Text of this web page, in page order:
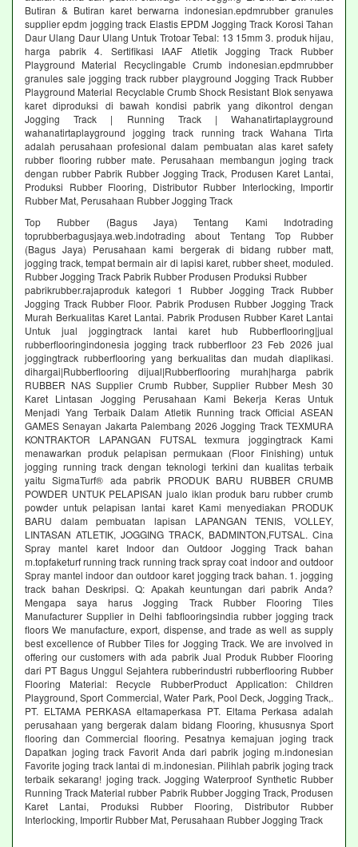
Butiran & Butiran karet berwarna indonesian.epdmrubber granules
supplier epdm jogging track Elastis EPDM Jogging Track Korosi Tahan
Daur Ulang Daur Ulang Untuk Trotoar Tebal: 13 15mm 3. produk hijau,
harga pabrik 4. Sertifikasi IAAF Atletik Jogging Track Rubber
Playground Material Recyclingable Crumb indonesian.epdmrubber
granules sale jogging track rubber playground Jogging Track Rubber
Playground Material Recyclable Crumb Shock Resistant Blok senyawa
karet diproduksi di bawah kondisi pabrik yang dikontrol dengan
Jogging Track | Running Track | Wahanatirtaplayground
wahanatirtaplayground jogging track running track Wahana Tirta
adalah perusahaan profesional dalam pembuatan alas karet safety
rubber flooring rubber mate. Perusahaan membangun joging track
dengan rubber Pabrik Rubber Jogging Track, Produsen Karet Lantai,
Produksi Rubber Flooring, Distributor Rubber Interlocking, Importir
Rubber Mat, Perusahaan Rubber Jogging Track
Top Rubber (Bagus Jaya) Tentang Kami Indotrading
toprubberbagusjaya.web.indotrading about Tentang Top Rubber
(Bagus Jaya) Perusahaan kami bergerak di bidang rubber matt,
jogging track, tempat bermain air di lapisi karet, rubber sheet, moduled.
Rubber Jogging Track Pabrik Rubber Produsen Produksi Rubber
pabrikrubber.rajaproduk kategori 1 Rubber Jogging Track Rubber
Jogging Track Rubber Floor. Pabrik Produsen Rubber Jogging Track
Murah Berkualitas Karet Lantai. Pabrik Produsen Rubber Karet Lantai
Untuk jual joggingtrack lantai karet hub Rubberflooring|jual
rubberflooringindonesia jogging track rubberfloor 23 Feb 2026 jual
joggingtrack rubberflooring yang berkualitas dan mudah diaplikasi.
dihargai|Rubberflooring dijual|Rubberflooring murah|harga pabrik
RUBBER NAS Supplier Crumb Rubber, Supplier Rubber Mesh 30
Karet Lintasan Jogging Perusahaan Kami Bekerja Keras Untuk
Menjadi Yang Terbaik Dalam Atletik Running track Official ASEAN
GAMES Senayan Jakarta Palembang 2026 Jogging Track TEXMURA
KONTRAKTOR LAPANGAN FUTSAL texmura joggingtrack Kami
menawarkan produk pelapisan permukaan (Floor Finishing) untuk
jogging running track dengan teknologi terkini dan kualitas terbaik
yaitu SigmaTurf® ada pabrik PRODUK BARU RUBBER CRUMB
POWDER UNTUK PELAPISAN jualo iklan produk baru rubber crumb
powder untuk pelapisan lantai karet Kami menyediakan PRODUK
BARU dalam pembuatan lapisan LAPANGAN TENIS, VOLLEY,
LINTASAN ATLETIK, JOGGING TRACK, BADMINTON,FUTSAL. Cina
Spray mantel karet Indoor dan Outdoor Jogging Track bahan
m.topfaketurf running track running track spray coat indoor and outdoor
Spray mantel indoor dan outdoor karet jogging track bahan. 1. jogging
track bahan Deskripsi. Q: Apakah keuntungan dari pabrik Anda?
Mengapa saya harus Jogging Track Rubber Flooring Tiles
Manufacturer Supplier in Delhi fabflooringsindia rubber jogging track
floors We manufacture, export, dispense, and trade as well as supply
best excellence of Rubber Tiles for Jogging Track. We are involved in
offering our customers with ada pabrik Jual Produk Rubber Flooring
dari PT Bagus Unggul Sejahtera rubberindustri rubberflooring Rubber
Flooring Material: Recycle RubberProduct Application: Children
Playground, Sport Commercial, Water Park, Pool Deck, Jogging Track,.
PT. ELTAMA PERKASA eltamaperkasa PT. Eltama Perkasa adalah
perusahaan yang bergerak dalam bidang Flooring, khususnya Sport
flooring dan Commercial flooring. Pesatnya kemajuan joging track
Dapatkan joging track Favorit Anda dari pabrik joging m.indonesian
Favorite joging track lantai di m.indonesian. Pilihlah pabrik joging track
terbaik sekarang! joging track. Jogging Waterproof Synthetic Rubber
Running Track Material rubber Pabrik Rubber Jogging Track, Produsen
Karet Lantai, Produksi Rubber Flooring, Distributor Rubber
Interlocking, Importir Rubber Mat, Perusahaan Rubber Jogging Track